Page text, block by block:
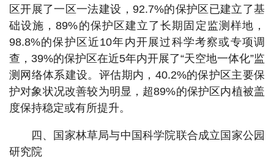
区开展了一区一法建设，92.7%的保护区已建立了基
础设施，89%的保护区建立了长期固定监测样地，
98.8%的保护区近10年内开展过科学考察或专项调
查，39%的保护区在近5年内开展了“天空地一体化”监
测网络体系建设。评估期内，40.2%的保护区主要保
护对象状况改善较为明显，超89%的保护区内植被盖
度保持稳定或有所提升。
四、国家林草局与中国科学院联合成立国家公园
研究院